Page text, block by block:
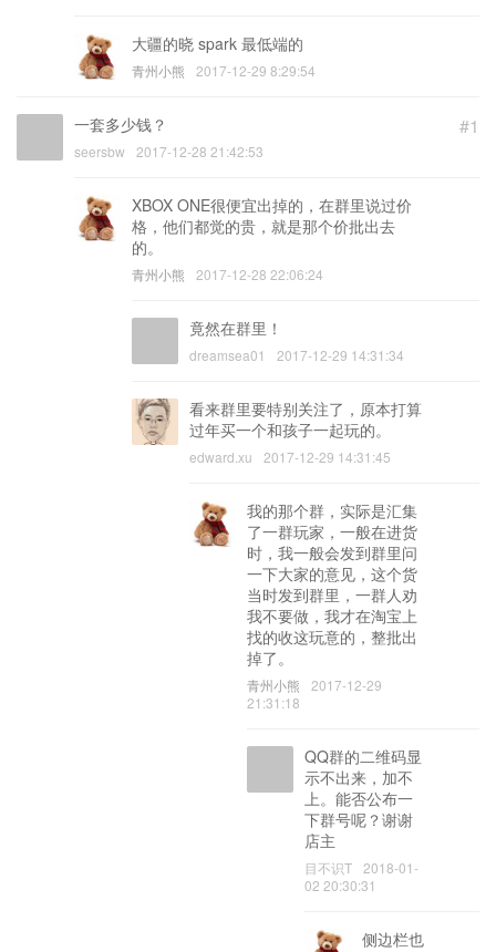
大疆的晓 spark 最低端的
青州小熊 2017-12-29 8:29:54
#1
一套多少钱？
seersbw 2017-12-28 21:42:53
XBOX ONE很便宜出掉的，在群里说过价
格，他们都觉的贵，就是那个价批出去
的。
青州小熊 2017-12-28 22:06:24
竟然在群里！
dreamsea01 2017-12-29 14:31:34
看来群里要特别关注了，原本打算
过年买一个和孩子一起玩的。
edward.xu 2017-12-29 14:31:45
我的那个群，实际是汇集
了一群玩家，一般在进货
时，我一般会发到群里问
一下大家的意见，这个货
当时发到群里，一群人劝
我不要做，我才在淘宝上
找的收这玩意的，整批出
掉了。
青州小熊
2017-12-29
21:31:18
QQ群的二维码显
示不出来，加不
上。能否公布一
下群号呢？谢谢
店主
目不识T
2018-01-
02 20:30:31
侧边栏也